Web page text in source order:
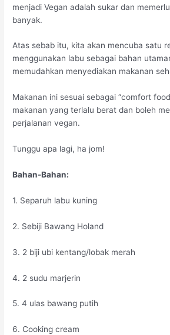
menjadi Vegan adalah sukar dan
banyak.
Atas sebab itu, kita akan mencuba satu
menggunakan labu sebagai bahan
memudahkan menyediakan makanan
Makanan ini sesuai sebagai “comfort
makanan yang terlalu berat dan boleh
perjalanan vegan.
Tunggu apa lagi, ha jom!
Bahan-Bahan:
1. Separuh labu kuning
2. Sebiji Bawang Holand
3. 2 biji ubi kentang/lobak merah
4. 2 sudu marjerin
5. 4 ulas bawang putih
6. Cooking cream